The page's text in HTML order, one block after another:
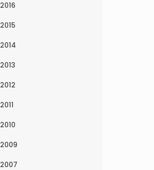
2016
2015
2014
2013
2012
2011
2010
2009
2007